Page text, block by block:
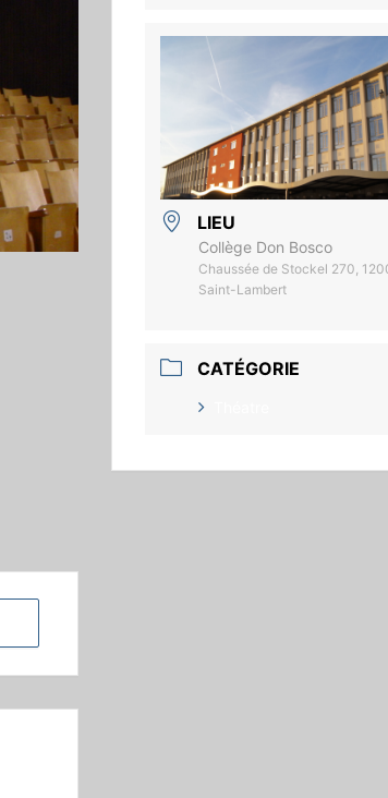
LIEU
Collège Don Bosco
Chaussée de Stockel 270,
Saint-Lambert
CATÉGORIE